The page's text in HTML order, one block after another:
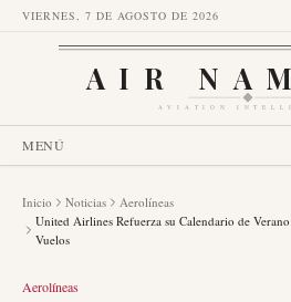
VIERNES, 7 DE AGOSTO DE 2026
AIR
AVIATION
MENÚ
Inicio Noticias
Aerolíneas
United Airlines Refuerza su Calendario de
Vuelos
Aerolíneas